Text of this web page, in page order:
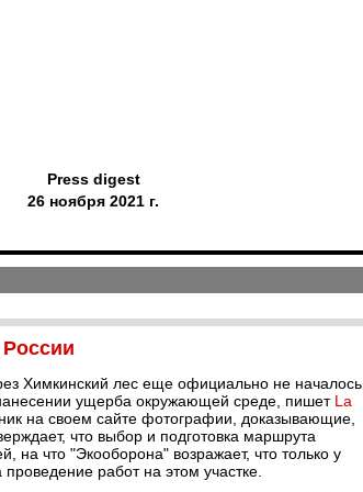
Press digest
26 ноября 2021 г.
России
Химкинский лес еще официально не началось,
ущерба окружающей среде, пишет La
на своем сайте фотографии, доказывающие,
что выбор и подготовка маршрута
на что "Экооборона" возражает, что только у
работ на этом участке.